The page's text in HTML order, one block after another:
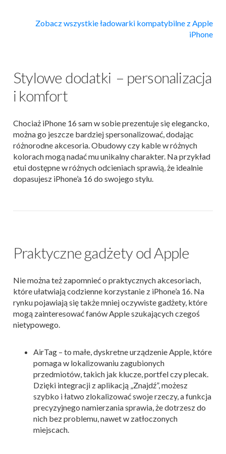
Zobacz wszystkie ładowarki kompatybilne z Apple
iPhone
Stylowe dodatki – personalizacja
i komfort
Chociaż iPhone 16 sam w sobie prezentuje się elegancko,
można go jeszcze bardziej spersonalizować, dodając
różnorodne akcesoria. Obudowy czy kable w różnych
kolorach mogą nadać mu unikalny charakter. Na przykład
etui dostępne w różnych odcieniach sprawią, że idealnie
dopasujesz iPhone’a 16 do swojego stylu.
Praktyczne gadżety od Apple
Nie można też zapomnieć o praktycznych akcesoriach,
które ułatwiają codzienne korzystanie z iPhone’a 16. Na
rynku pojawiają się także mniej oczywiste gadżety, które
mogą zainteresować fanów Apple szukających czegoś
nietypowego.
AirTag – to małe, dyskretne urządzenie Apple, które
pomaga w lokalizowaniu zagubionych
przedmiotów, takich jak klucze, portfel czy plecak.
Dzięki integracji z aplikacją „Znajdź”, możesz
szybko i łatwo zlokalizować swoje rzeczy, a funkcja
precyzyjnego namierzania sprawia, że dotrzesz do
nich bez problemu, nawet w zatłoczonych
miejscach.